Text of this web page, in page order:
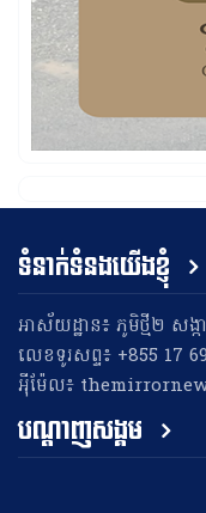
ទំនាក់ទំនងយើងខ្ញុំ
អាស័យដ្ឋាន៖ ភូមិថ្មី២ សង្ក
លេខទូរសព្ទ៖ +855 17
អុីម៉ែល៖
បណ្តាញសង្គម